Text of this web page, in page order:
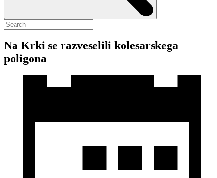
Na Krki se razveselili kolesarskega
poligona